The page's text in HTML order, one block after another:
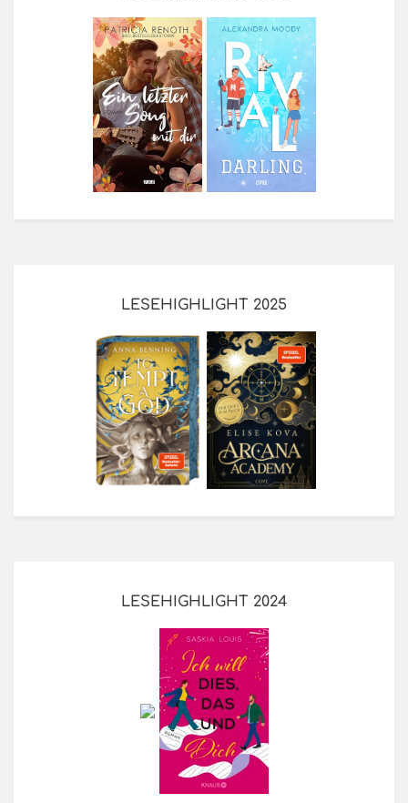
LESEHIGHLIGHT 2025
LESEHIGHLIGHT 2024